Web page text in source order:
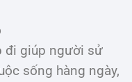
đi giúp người sử
sống hàng ngày,